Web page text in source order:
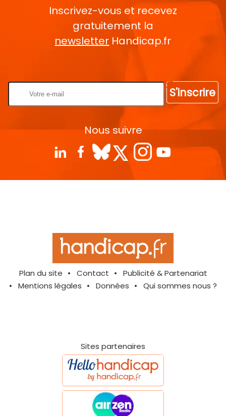
Inscrivez-vous et recevez
gratuitement la
newsletter Handicap.fr
S'inscrire
Nous suivre
Plan du site Contact
Publicité & Partenariat
Mentions légales
Données Qui sommes nous ?
Sites partenaires